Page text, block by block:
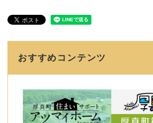
おすすめコンテンツ